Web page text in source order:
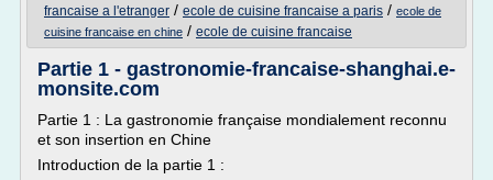
francaise a l'etranger / ecole de cuisine francaise a paris / ecole de
cuisine francaise en chine / ecole de cuisine francaise
Partie 1 - gastronomie-francaise-shanghai.e-
monsite.com
Partie 1 : La gastronomie française mondialement reconnu
et son insertion en Chine
Introduction de la partie 1 :